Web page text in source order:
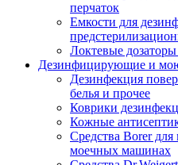
перчаток
Емкости для
Локтевые
Дезинфицирующие и
Дезинфекция
белья и прочее
Коврики
Кожные
Средства Borer
моечных машинах